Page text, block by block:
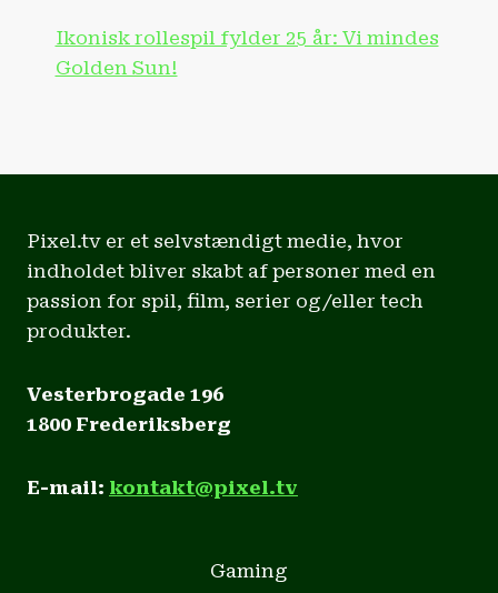
Ikonisk rollespil fylder 25 år: Vi mindes
Golden Sun!
Pixel.tv er et selvstændigt medie, hvor
indholdet bliver skabt af personer med en
passion for spil, film, serier og/eller tech
produkter.
Vesterbrogade 196
1800 Frederiksberg
E-mail: kontakt@pixel.tv
Gaming